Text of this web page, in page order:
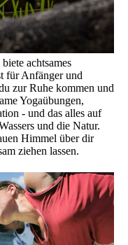
achtsames
für Anfänger und
zur Ruhe kommen und
Yogaübungen,
- und das alles auf
und die Natur.
Himmel über dir
ziehen lassen.